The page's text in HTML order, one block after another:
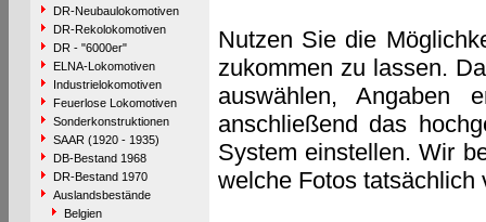
DR-Neubaulokomotiven
DR-Rekolokomotiven
DR - "6000er"
ELNA-Lokomotiven
Industrielokomotiven
Feuerlose Lokomotiven
Sonderkonstruktionen
SAAR (1920 - 1935)
DB-Bestand 1968
DR-Bestand 1970
Auslandsbestände
Belgien
Nutzen Sie die
zukommen zu lassen.
auswählen, Angaben
anschließend das
System einstellen. Wir
welche Fotos tatsächlich